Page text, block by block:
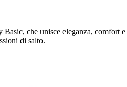
che unisce eleganza, comfort e
di salto.